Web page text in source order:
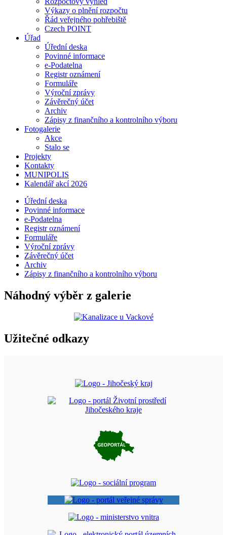
Výkazy o plnění rozpočtu
Řád veřejného pohřebiště
Czech POINT
Úřad
Úřední deska
Povinné informace
e-Podatelna
Registr oznámení
Formuláře
Výroční zprávy
Závěrečný účet
Archiv
Zápisy z finančního a kontrolního výboru
Fotogalerie
Akce
Stalo se
Projekty
Kontakty
MUNIPOLIS
Kalendář akcí 2026
Úřední deska
Povinné informace
e-Podatelna
Registr oznámení
Formuláře
Výroční zprávy
Závěrečný účet
Archiv
Zápisy z finančního a kontrolního výboru
Náhodný výběr z galerie
Užitečné odkazy